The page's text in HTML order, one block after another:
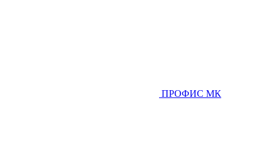
ПРОФИС МК